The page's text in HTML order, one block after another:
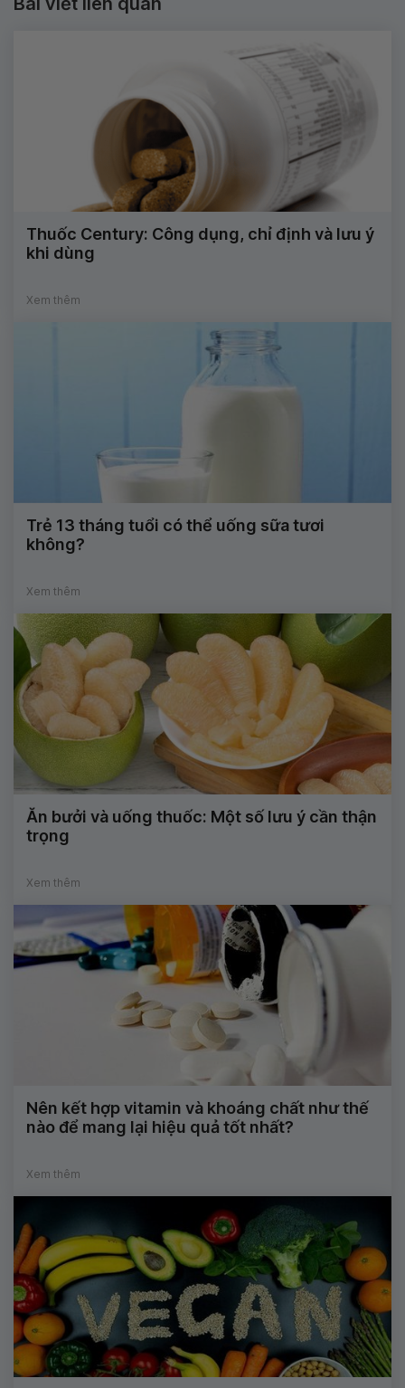
Thuốc Century: Công dụng, chỉ định và lưu ý
khi dùng
Xem thêm
Trẻ 13 tháng tuổi có thể uống sữa tươi
không?
Xem thêm
Ăn bưởi và uống thuốc: Một số lưu ý cần thận
trọng
Xem thêm
Nên kết hợp vitamin và khoáng chất như thế
nào để mang lại hiệu quả tốt nhất?
Xem thêm